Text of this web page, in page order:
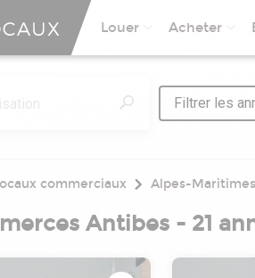
Louer Acheter
Filtrer les
commerciaux Alpes-Maritimes
Antibes - 21